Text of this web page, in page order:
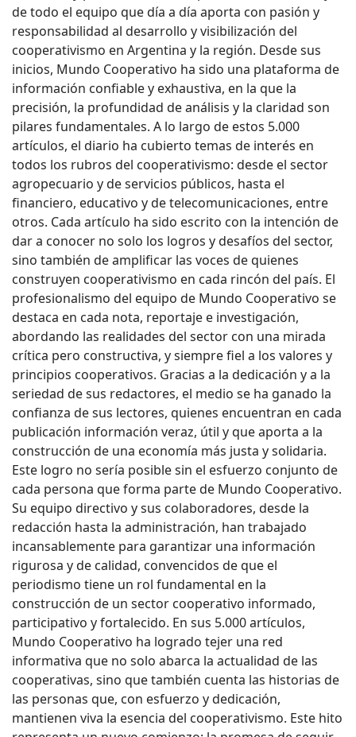
de todo el equipo que día a día aporta con pasión y
responsabilidad al desarrollo y visibilización del
cooperativismo en Argentina y la región. Desde sus
inicios, Mundo Cooperativo ha sido una plataforma de
información confiable y exhaustiva, en la que la
precisión, la profundidad de análisis y la claridad son
pilares fundamentales. A lo largo de estos 5.000
artículos, el diario ha cubierto temas de interés en
todos los rubros del cooperativismo: desde el sector
agropecuario y de servicios públicos, hasta el
financiero, educativo y de telecomunicaciones, entre
otros. Cada artículo ha sido escrito con la intención de
dar a conocer no solo los logros y desafíos del sector,
sino también de amplificar las voces de quienes
construyen cooperativismo en cada rincón del país. El
profesionalismo del equipo de Mundo Cooperativo se
destaca en cada nota, reportaje e investigación,
abordando las realidades del sector con una mirada
crítica pero constructiva, y siempre fiel a los valores y
principios cooperativos. Gracias a la dedicación y a la
seriedad de sus redactores, el medio se ha ganado la
confianza de sus lectores, quienes encuentran en cada
publicación información veraz, útil y que aporta a la
construcción de una economía más justa y solidaria.
Este logro no sería posible sin el esfuerzo conjunto de
cada persona que forma parte de Mundo Cooperativo.
Su equipo directivo y sus colaboradores, desde la
redacción hasta la administración, han trabajado
incansablemente para garantizar una información
rigurosa y de calidad, convencidos de que el
periodismo tiene un rol fundamental en la
construcción de un sector cooperativo informado,
participativo y fortalecido. En sus 5.000 artículos,
Mundo Cooperativo ha logrado tejer una red
informativa que no solo abarca la actualidad de las
cooperativas, sino que también cuenta las historias de
las personas que, con esfuerzo y dedicación,
mantienen viva la esencia del cooperativismo. Este hito